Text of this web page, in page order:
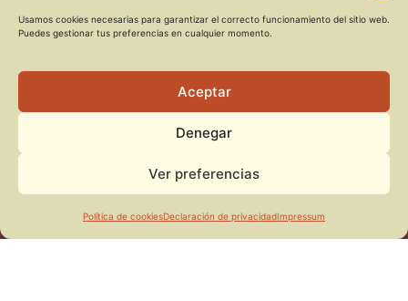
Usamos cookies necesarias para garantizar el correcto funcionamiento del sitio web.
Puedes gestionar tus preferencias en cualquier momento.
Aceptar
Denegar
Ver preferencias
Política de cookiesDeclaración de privacidadImpressum
Baño privado
Jardín exterior con